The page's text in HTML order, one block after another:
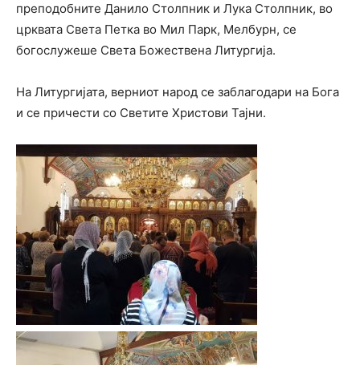
преподобните Данило Столпник и Лука Столпник, во
црквата Света Петка во Мил Парк, Мелбурн, се
богослужеше Света Божествена Литургија.
На Литургијата, верниот народ се заблагодари на Бога
и се причести со Светите Христови Тајни.